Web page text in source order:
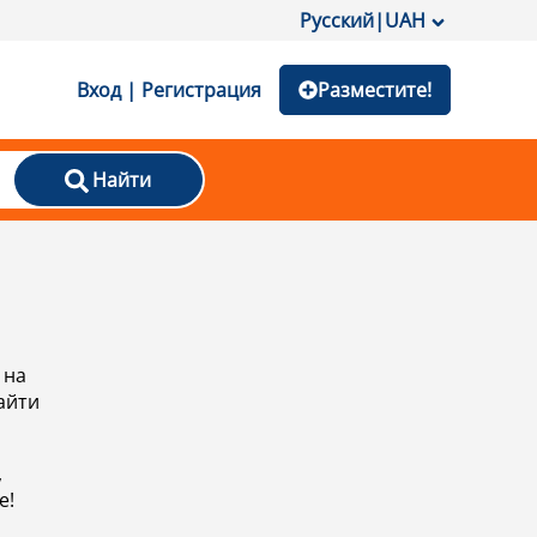
Русский|UAH
Вход | Регистрация Разместите!
Найти